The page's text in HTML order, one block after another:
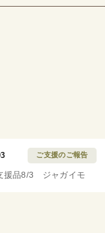
ご支援のご報告
援品8/3 ジャガイモ